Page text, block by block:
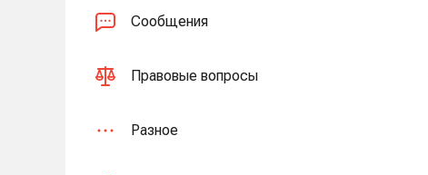
Сообщения
Правовые вопросы
Разное